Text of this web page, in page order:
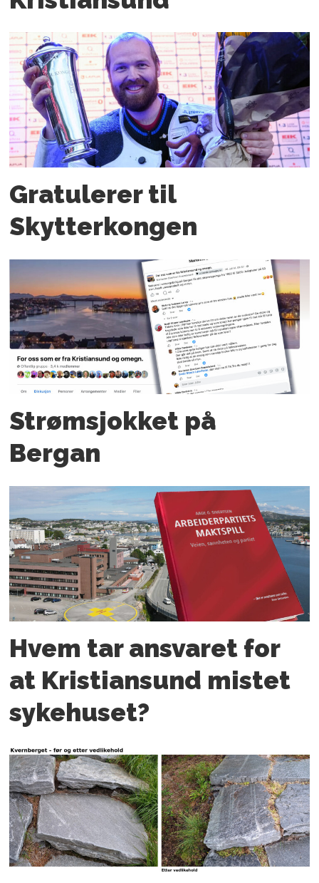
Gratulerer til
Skytterkongen
Strømsjokket på
Bergan
Hvem tar ansvaret for
at Kristiansund mistet
sykehuset?